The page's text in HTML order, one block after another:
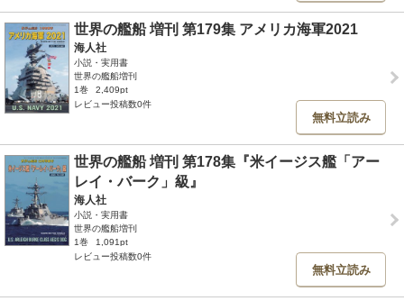
世界の艦船 増刊 第179集 アメリカ海軍2021
海人社
小説・実用書
世界の艦船増刊
1巻
2,409pt
レビュー投稿数0件
無料立読み
世界の艦船 増刊 第178集『米イージス艦「アー
レイ・バーク」級』
海人社
小説・実用書
世界の艦船増刊
1巻
1,091pt
レビュー投稿数0件
無料立読み